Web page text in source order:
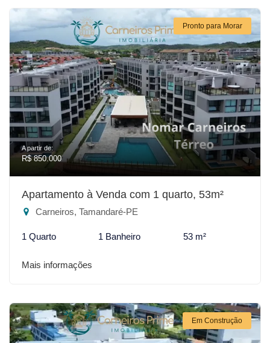
Pronto para Morar
A partir de:
R$ 850.000
Apartamento à Venda com 1 quarto, 53m²
Carneiros, Tamandaré-PE
1 Quarto 1 Banheiro 53 m²
Mais informações
Em Construção